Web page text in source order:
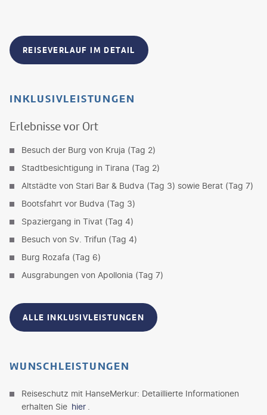
REISEVERLAUF IM DETAIL
INKLUSIVLEISTUNGEN
Erlebnisse vor Ort
Besuch der Burg von Kruja (Tag 2)
Stadtbesichtigung in Tirana (Tag 2)
Altstädte von Stari Bar & Budva (Tag 3) sowie Berat (Tag 7)
Bootsfahrt vor Budva (Tag 3)
Spaziergang in Tivat (Tag 4)
Besuch von Sv. Trifun (Tag 4)
Burg Rozafa (Tag 6)
Ausgrabungen von Apollonia (Tag 7)
ALLE INKLUSIVLEISTUNGEN
WUNSCHLEISTUNGEN
Reiseschutz mit HanseMerkur: Detaillierte Informationen
erhalten Sie hier